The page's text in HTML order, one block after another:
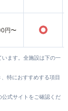
円〜 ○
ます。全施設は下の一
特におすすめする項目
式サイトをご確認くだ